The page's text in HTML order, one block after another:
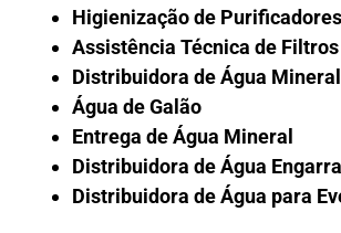
Higienização de Purificadores
Assistência Técnica de Filtros
Distribuidora de Água Mineral
Água de Galão
Entrega de Água Mineral
Distribuidora de Água
Distribuidora de Água para